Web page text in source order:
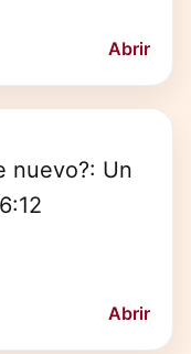
Abrir
nuevo?: Un
Abrir